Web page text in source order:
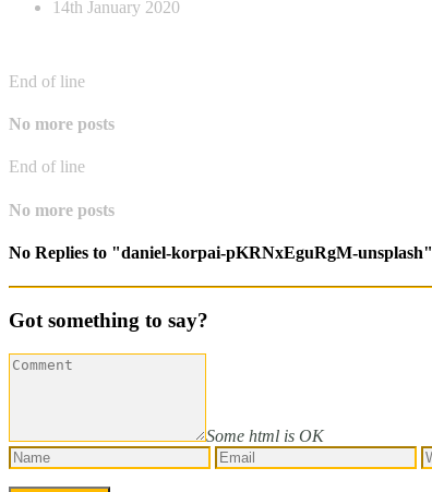
14th January 2020
End of line
No more posts
End of line
No more posts
No Replies to "daniel-korpai-pKRNxEguRgM-unsplash"
Got something to say?
Some html is OK